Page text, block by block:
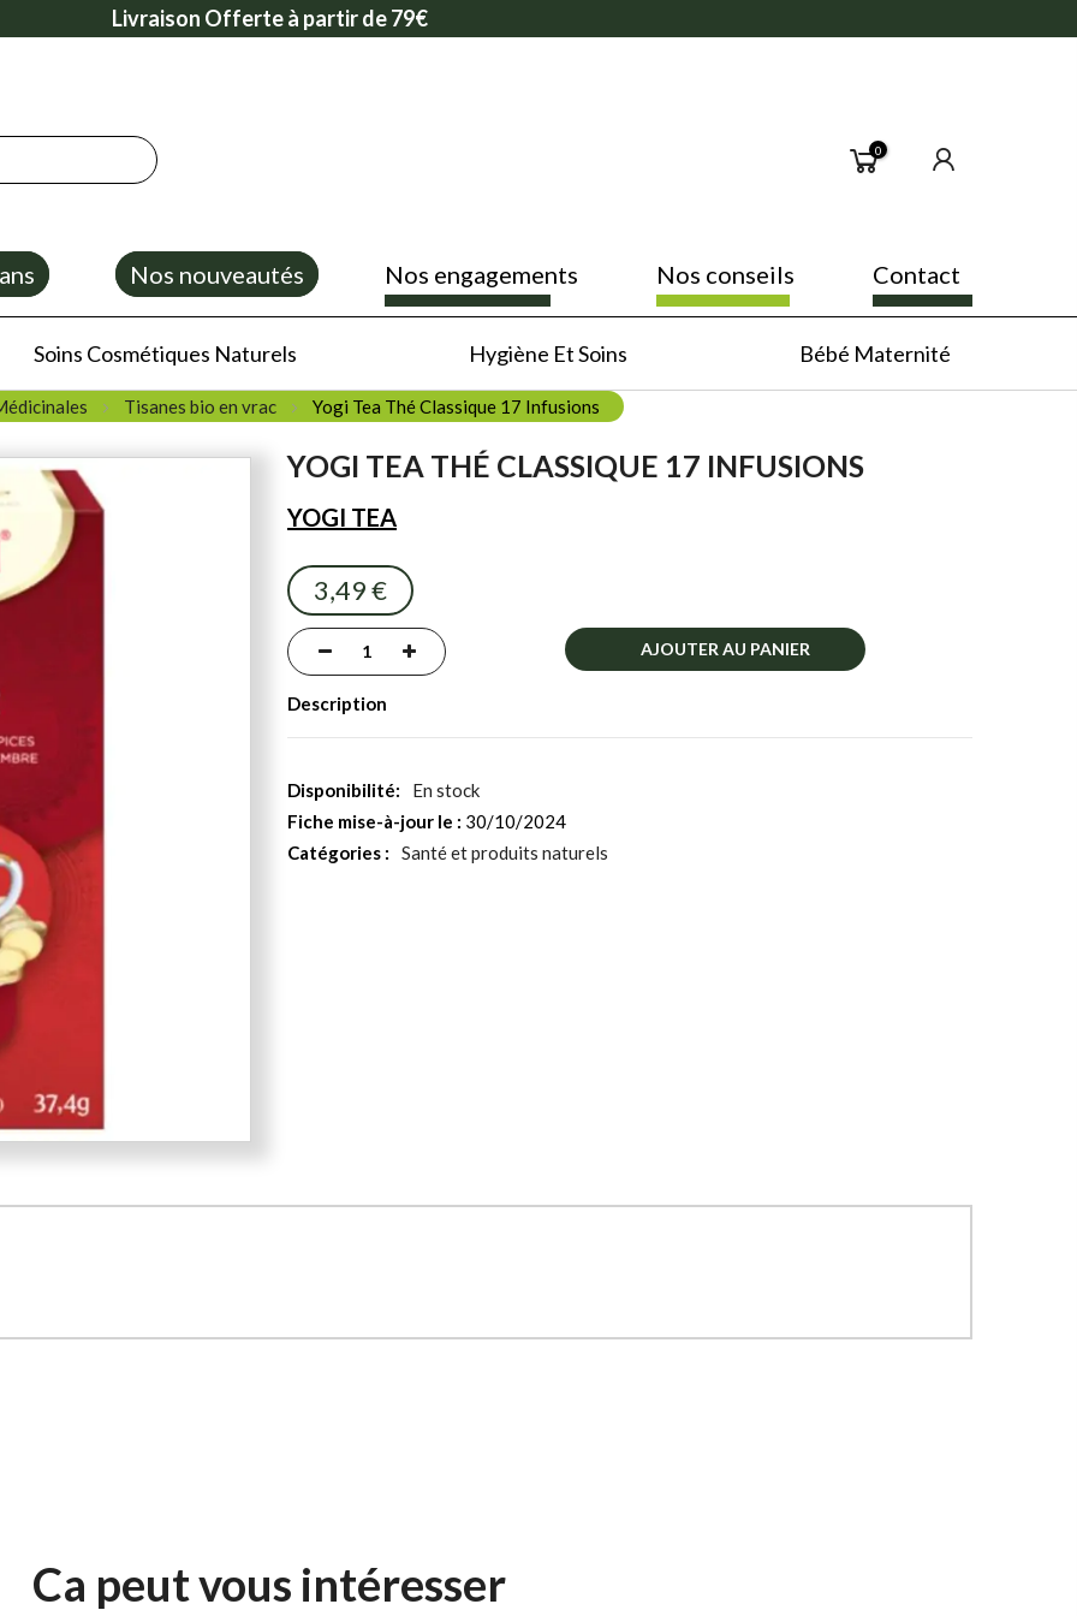
Livraison Offerte à partir de 79€
0
Nos nouveautés Nos engagements Nos conseils Contact
Soins Cosmétiques Naturels Hygiène Et Soins Bébé Maternité
Tisanes bio en vrac Yogi Tea Thé Classique 17 Infusions
YOGI TEA THÉ CLASSIQUE 17 INFUSIONS
YOGI TEA
3,49 €
AJOUTER AU PANIER
Description
En stock
Fiche mise-à-jour le : 30/10/2024
Catégories :
Santé et produits naturels
Ca peut vous intéresser